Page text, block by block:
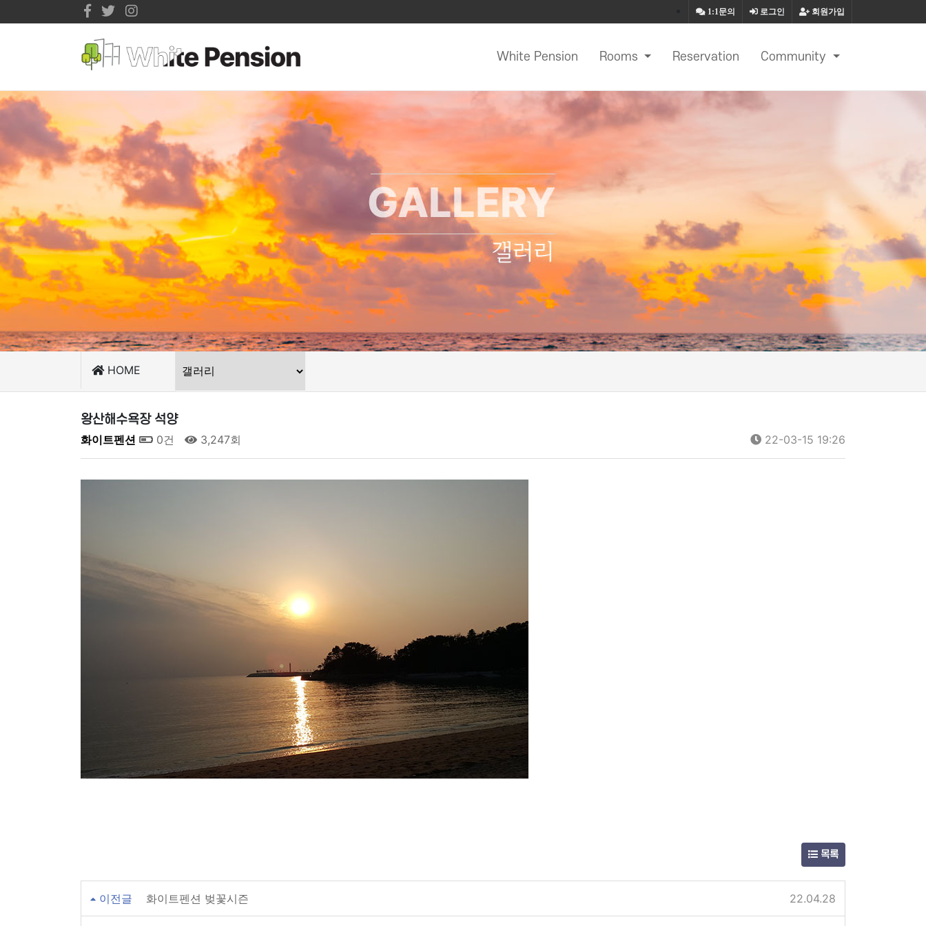
회원가입
로그인
1:1문의
White Pension Rooms Reservation Community
HOME
왕산해수욕장 석양
화이트펜션 0건 3,247회 22-03-15 19:26
목록
이전글 화이트펜션 벚꽃시즌 22.04.28